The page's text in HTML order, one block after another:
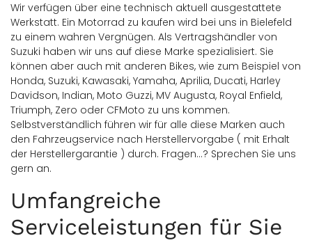
Wir verfügen über eine technisch aktuell ausgestattete
Werkstatt. Ein Motorrad zu kaufen wird bei uns in Bielefeld
zu einem wahren Vergnügen. Als Vertragshändler von
Suzuki haben wir uns auf diese Marke spezialisiert. Sie
können aber auch mit anderen Bikes, wie zum Beispiel von
Honda, Suzuki, Kawasaki, Yamaha, Aprilia, Ducati, Harley
Davidson, Indian, Moto Guzzi, MV Augusta, Royal Enfield,
Triumph, Zero oder CFMoto zu uns kommen.
Selbstverständlich führen wir für alle diese Marken auch
den Fahrzeugservice nach Herstellervorgabe ( mit Erhalt
der Herstellergarantie ) durch. Fragen...? Sprechen Sie uns
gern an.
Umfangreiche
Serviceleistungen für Sie